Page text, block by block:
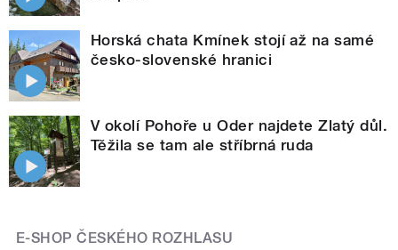
Horská chata Kmínek stojí až na samé
česko-slovenské hranici
V okolí Pohoře u Oder najdete Zlatý důl.
Těžila se tam ale stříbrná ruda
E-SHOP ČESKÉHO ROZHLASU